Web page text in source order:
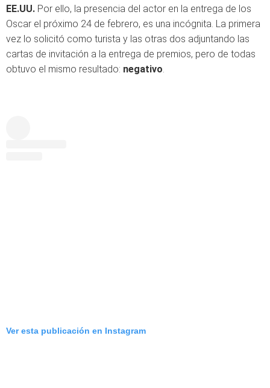
EE.UU. Por ello, la presencia del actor en la entrega de los
Oscar el próximo 24 de febrero, es una incógnita. La primera
vez lo solicitó como turista y las otras dos adjuntando las
cartas de invitación a la entrega de premios, pero de todas
obtuvo el mismo resultado: negativo.
Ver esta publicación en Instagram